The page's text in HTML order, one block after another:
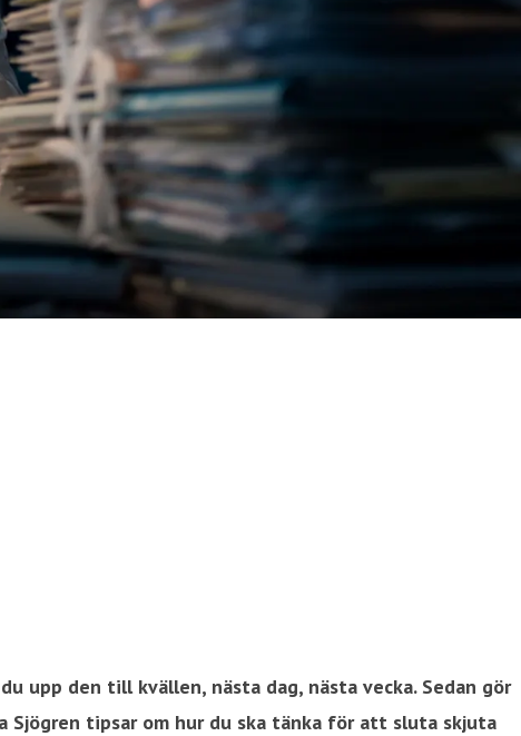
upp den till kvällen, nästa dag, nästa vecka. Sedan gör
Sjögren tipsar om hur du ska tänka för att sluta skjuta